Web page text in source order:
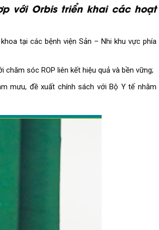
với Orbis triển khai các hoạt
tại các bệnh viện Sản – Nhi khu vực phía
sóc ROP liên kết hiệu quả và bền vững;
mưu, đề xuất chính sách với Bộ Y tế nhằm